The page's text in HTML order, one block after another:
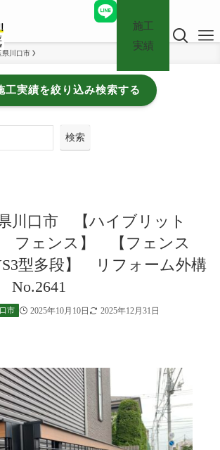
施工
実績
県川口市
工実績を絞り込み検索する
検索
川口市 【ハイブリット
フェンス】 【フェンス
型多段】 リフォーム外構
市 2025年10月10日 2025年12月31日